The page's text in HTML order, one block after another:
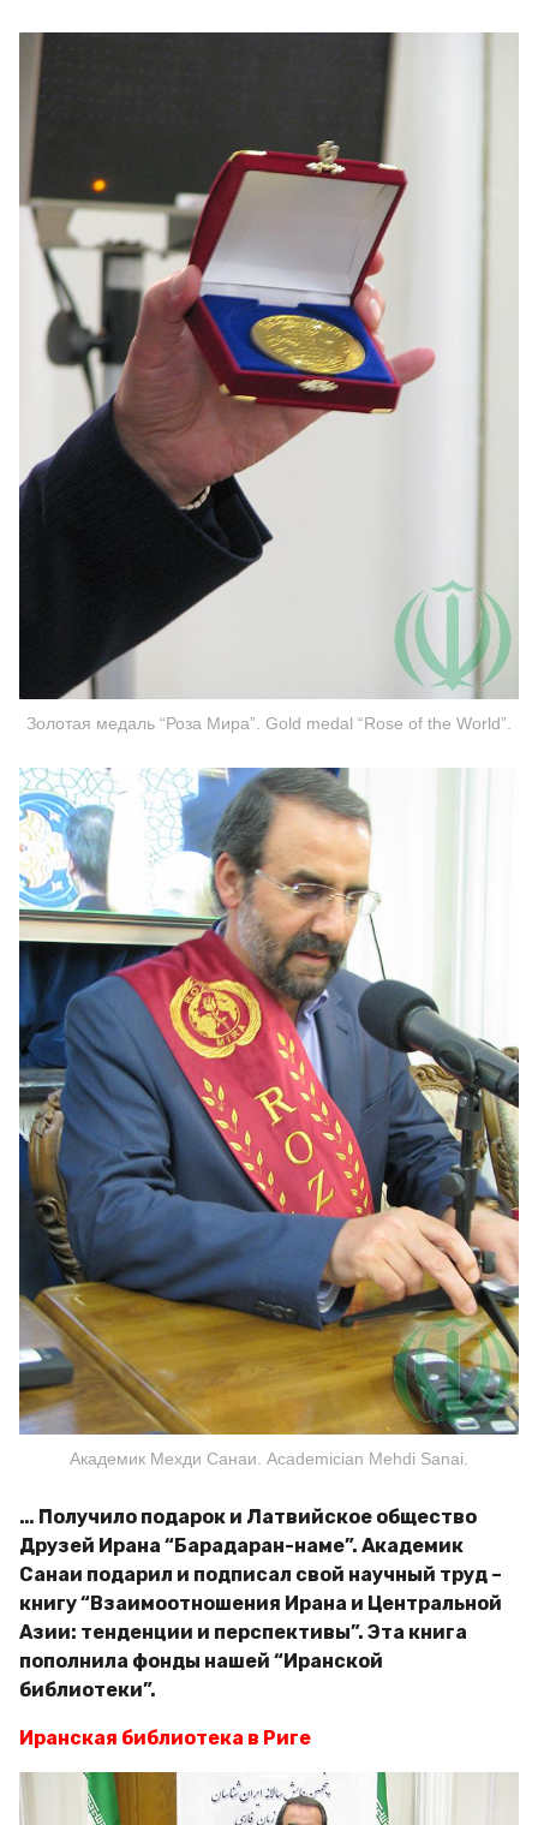
Золотая медаль “Роза Мира”. Gold medal “Rose of the World”.
Академик Мехди Санаи. Academician Mehdi Sanai.
… Получило подарок и Латвийское общество
Друзей Ирана “Барадаран-наме”. Академик
Санаи подарил и подписал свой научный труд –
книгу “Взаимоотношения Ирана и Центральной
Азии: тенденции и перспективы”. Эта книга
пополнила фонды нашей “Иранской
библиотеки”.
Иранская библиотека в Риге